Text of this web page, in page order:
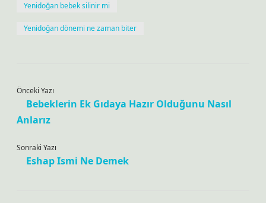
Yenidoğan bebek silinir mi
Yenidoğan dönemi ne zaman biter
Önceki Yazı
Bebeklerin Ek Gıdaya Hazır Olduğunu Nasıl
Anlarız
Sonraki Yazı
Eshap Ismi Ne Demek